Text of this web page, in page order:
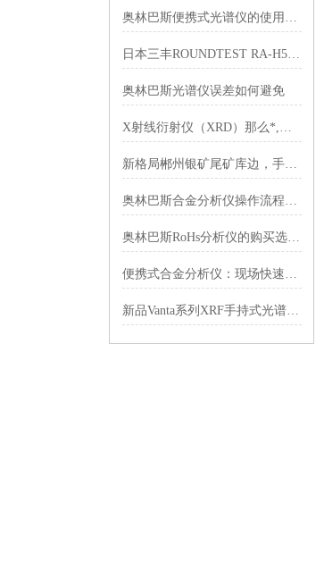
奥林巴斯便携式光谱仪的使用与维护
日本三丰ROUNDTEST RA-H5200 PLUS如何实现高精度CNC测量？
奥林巴斯光谱仪误差如何避免
X射线衍射仪（XRD）那么*,到底能做哪些实验？
新格局郴州银矿尾矿库边，手持光谱仪在每吨几克的贫矿堆里“捞银子“
奥林巴斯合金分析仪操作流程及注意事项
奥林巴斯RoHs分析仪的购买选择要点分享
便携式合金分析仪：现场快速金属成分检测的高科技神器
新品Vanta系列XRF手持式光谱仪9月正式来到中国